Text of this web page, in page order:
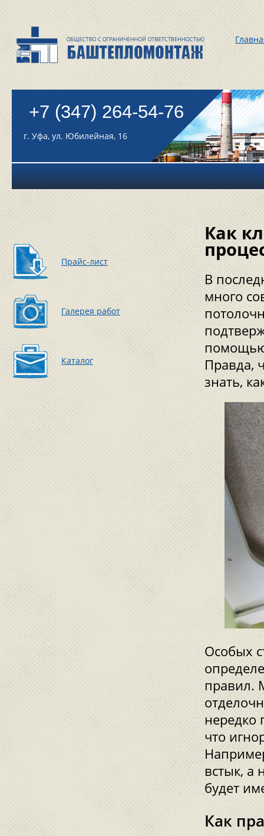
+7 (347) 264-54-76
г. Уфа, ул. Юбилейная, 16
Прайс-лист
Галерея работ
Каталог
Как
В
много
Правда,
знать,
Особых
правил.
нередко
что
встык, а
будет
Как